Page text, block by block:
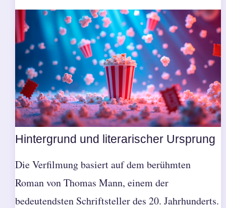
Hintergrund und literarischer Ursprung
Die Verfilmung basiert auf dem berühmten
Roman von Thomas Mann, einem der
bedeutendsten Schriftsteller des 20. Jahrhunderts.